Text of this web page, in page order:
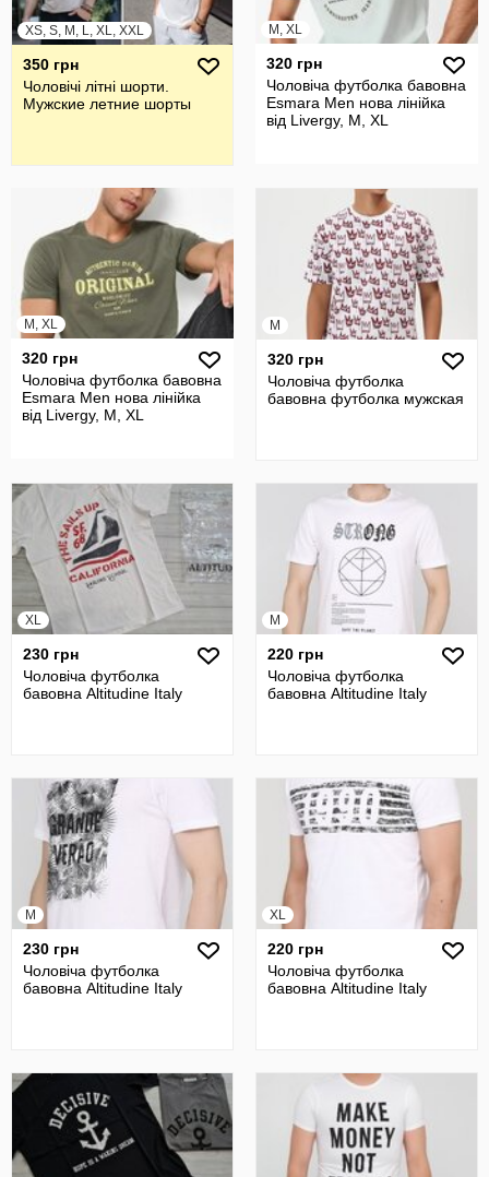
XS, S, M, L, XL, XXL
350 грн
Чоловічі літні шорти.
Мужские летние шорты
M, XL
320 грн
Чоловіча футболка бавовна
Esmara Men нова лінійка
від Livergy, M, XL
M, XL
320 грн
Чоловіча футболка бавовна
Esmara Men нова лінійка
від Livergy, M, XL
M
320 грн
Чоловіча футболка
бавовна футболка мужская
XL
230 грн
Чоловіча футболка
бавовна Altitudine Italy
M
220 грн
Чоловіча футболка
бавовна Altitudine Italy
M
230 грн
Чоловіча футболка
бавовна Altitudine Italy
XL
220 грн
Чоловіча футболка
бавовна Altitudine Italy